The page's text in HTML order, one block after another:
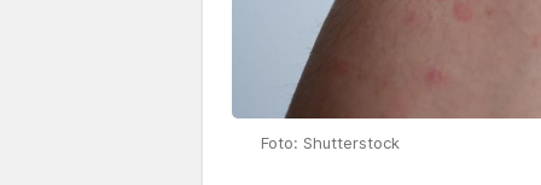
Foto: Shutterstock